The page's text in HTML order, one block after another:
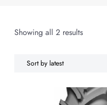
Showing all 2 results